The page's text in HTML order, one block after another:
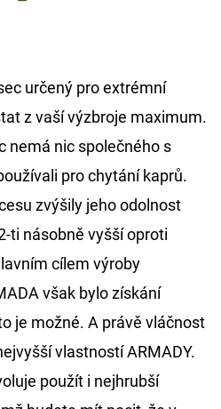
určený pro extrémní
z vaší výzbroje maximum.
nemá nic společného s
pro chytání kaprů.
zvýšily jeho odolnost
ti násobně vyšší oproti
cílem výroby
však bylo získání
je možné. A právě vláčnost
vlastností ARMADY.
použít i nejhrubší